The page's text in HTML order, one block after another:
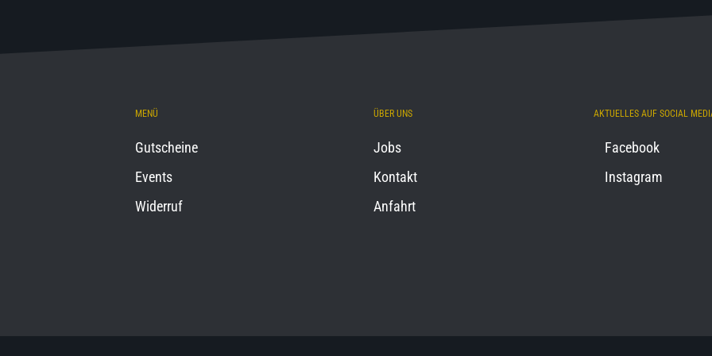
MENÜ
Gutscheine
Events
Widerruf
ÜBER UNS
Jobs
Kontakt
Anfahrt
AKTUELLES AUF SOCIAL
Facebook
Instagram